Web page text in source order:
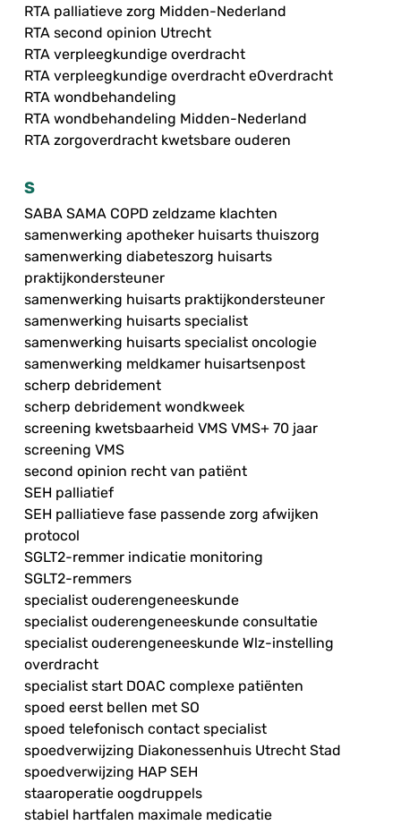
RTA palliatieve zorg Midden-Nederland
RTA second opinion Utrecht
RTA verpleegkundige overdracht
RTA verpleegkundige overdracht eOverdracht
RTA wondbehandeling
RTA wondbehandeling Midden-Nederland
RTA zorgoverdracht kwetsbare ouderen
S
SABA SAMA COPD zeldzame klachten
samenwerking apotheker huisarts thuiszorg
samenwerking diabeteszorg huisarts
praktijkondersteuner
samenwerking huisarts praktijkondersteuner
samenwerking huisarts specialist
samenwerking huisarts specialist oncologie
samenwerking meldkamer huisartsenpost
scherp debridement
scherp debridement wondkweek
screening kwetsbaarheid VMS VMS+ 70 jaar
screening VMS
second opinion recht van patiënt
SEH palliatief
SEH palliatieve fase passende zorg afwijken
protocol
SGLT2-remmer indicatie monitoring
SGLT2-remmers
specialist ouderengeneeskunde
specialist ouderengeneeskunde consultatie
specialist ouderengeneeskunde Wlz-instelling
overdracht
specialist start DOAC complexe patiënten
spoed eerst bellen met SO
spoed telefonisch contact specialist
spoedverwijzing Diakonessenhuis Utrecht Stad
spoedverwijzing HAP SEH
staaroperatie oogdruppels
stabiel hartfalen maximale medicatie